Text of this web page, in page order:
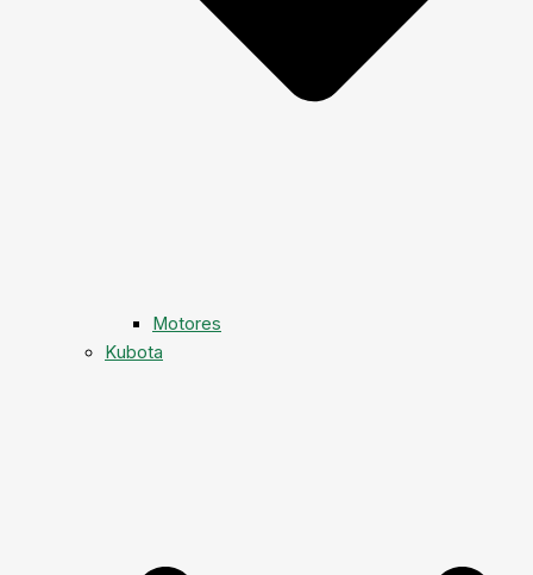
Motores
Kubota